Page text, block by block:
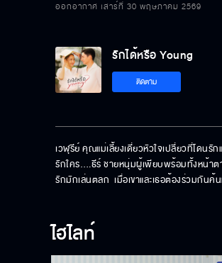
ออกอากาศ เสาร์ที่ 30 พฤษภาคม 2569
รักได้หรือ Young
ติดตาม
เวฬุรีย์ คุณแม่เลี้ยงเดี่ยวหัวใจเปลี่ยวที่โดนรั
รักใคร….ธีร์ ชายหนุ่มผู้เพียบพร้อมทั้งหน้าตา
รักมักเล่นตลก  เมื่อเขาและเธอต้องร่วมกัน
ไฮไลท์